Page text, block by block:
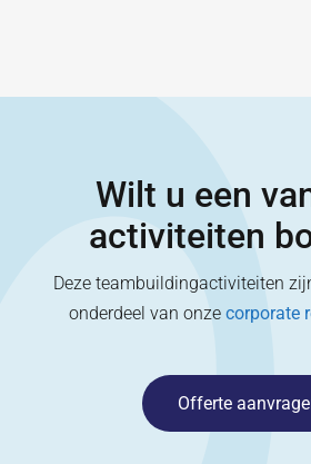
Wilt u een
activiteiten
Deze teambuildingactiviteiten
onderdeel van onze corporate
Offerte